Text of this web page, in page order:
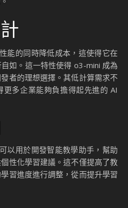
能的同時降低成本，這使得它在
如。這一特性使得 o3-mini 成為
者的理想選擇。其低計算需求不
多企業能夠負擔得起先進的 AI
以用於開發智能教學助手，幫助
性化學習建議。這不僅提高了教
習進度進行調整，從而提升學習